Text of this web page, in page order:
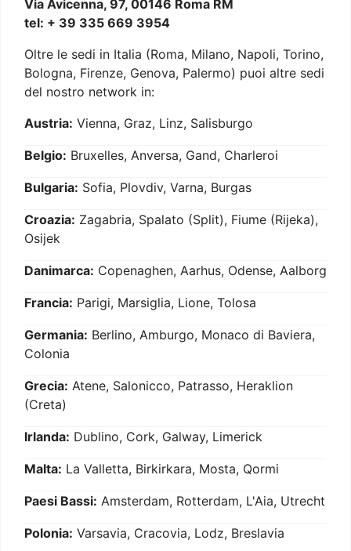
Via Avicenna, 97, 00146 Roma RM
tel: + 39 335 669 3954
Oltre le sedi in Italia (Roma, Milano, Napoli, Torino,
Bologna, Firenze, Genova, Palermo) puoi altre sedi
del nostro network in:
Austria: Vienna, Graz, Linz, Salisburgo
Belgio: Bruxelles, Anversa, Gand, Charleroi
Bulgaria: Sofia, Plovdiv, Varna, Burgas
Croazia: Zagabria, Spalato (Split), Fiume (Rijeka),
Osijek
Danimarca: Copenaghen, Aarhus, Odense, Aalborg
Francia: Parigi, Marsiglia, Lione, Tolosa
Germania: Berlino, Amburgo, Monaco di Baviera,
Colonia
Grecia: Atene, Salonicco, Patrasso, Heraklion
(Creta)
Irlanda: Dublino, Cork, Galway, Limerick
Malta: La Valletta, Birkirkara, Mosta, Qormi
Paesi Bassi: Amsterdam, Rotterdam, L'Aia, Utrecht
Polonia: Varsavia, Cracovia, Lodz, Breslavia